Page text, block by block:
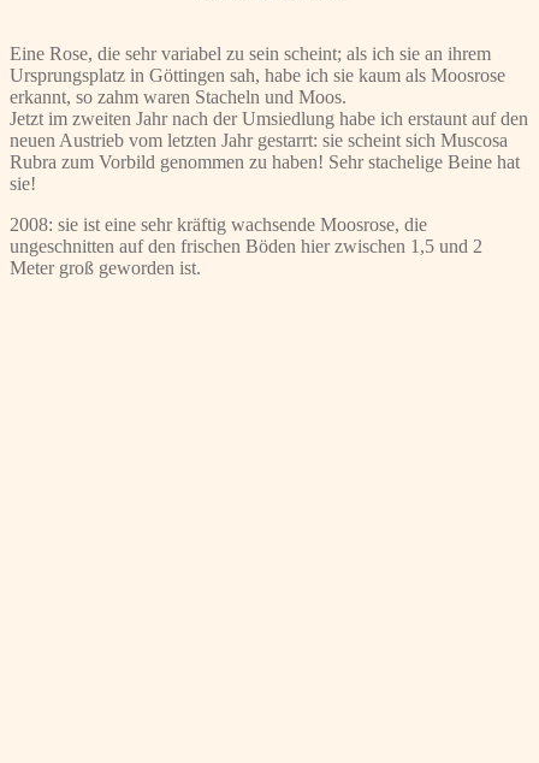
Eine Rose, die sehr variabel zu sein scheint; als ich sie an ihrem
Ursprungsplatz in Göttingen sah, habe ich sie kaum als Moosrose
erkannt, so zahm waren Stacheln und Moos.
Jetzt im zweiten Jahr nach der Umsiedlung habe ich erstaunt auf den
neuen Austrieb vom letzten Jahr gestarrt: sie scheint sich Muscosa
Rubra zum Vorbild genommen zu haben! Sehr stachelige Beine hat
sie!
2008: sie ist eine sehr kräftig wachsende Moosrose, die
ungeschnitten auf den frischen Böden hier zwischen 1,5 und 2
Meter groß geworden ist.